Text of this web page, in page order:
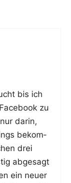
bis ich
zu
dar­in,
bekom­
drei
abge­sagt
ein neu­er